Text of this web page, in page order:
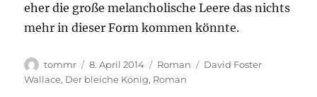
eher die große melancholische Leere das nichts
mehr in dieser Form kommen könnte.
Autor
tommr
Veröffentlicht
am
8. April 2014 Kategorien
Roman Schlagwörter
David Foster
Wallace, Der bleiche König, Roman